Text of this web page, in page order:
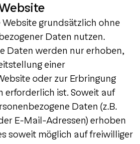
Website grundsätzlich ohne
Daten nutzen.
Daten werden nur erhoben,
einer
oder zur Erbringung
erforderlich ist. Soweit auf
Daten (z.B.
E-Mail-Adressen) erhoben
soweit möglich auf freiwilliger